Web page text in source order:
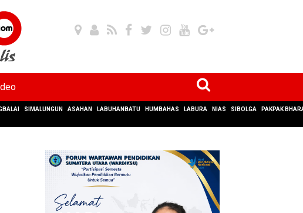
SIMALUNGUN ASAHAN LABUHANBATU HUMBAHAS LABURA NIAS SIBOLGA PAKPAK